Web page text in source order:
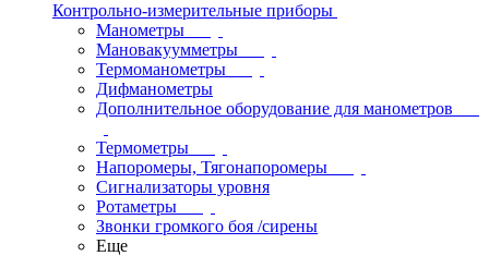
Контрольно-измерительные приборы
Манометры
Мановакуумметры
Термоманометры
Дифманометры
Дополнительное оборудование для манометров
Термометры
Напоромеры, Тягонапоромеры
Сигнализаторы уровня
Ротаметры
Звонки громкого боя /сирены
Еще